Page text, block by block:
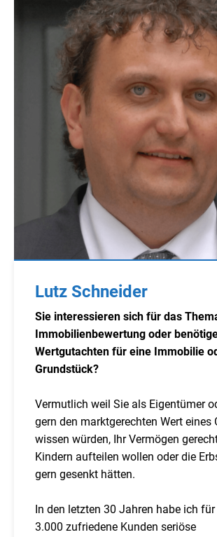
Lutz Schneider
Sie interessieren sich für das
Immobilienbewertung oder
Wertgutachten für eine Immobilie
Grundstück?
Vermutlich weil Sie als Eigentümer
gern den marktgerechten Wert eines
wissen würden, Ihr Vermögen
Kindern aufteilen wollen oder die
gern gesenkt hätten.
In den letzten 30 Jahren habe ich
3.000 zufriedene Kunden seriöse